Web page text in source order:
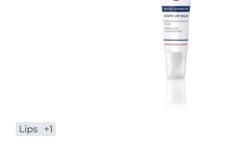
Lips +1